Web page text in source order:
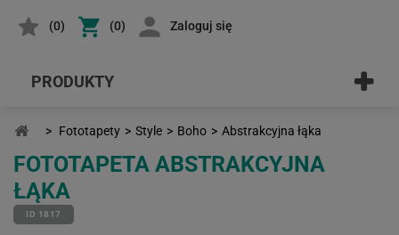
(0) (0) Zaloguj się
PRODUKTY
> Fototapety > Style > Boho > Abstrakcyjna łąka
FOTOTAPETA ABSTRAKCYJNA
ŁĄKA
ID 1817